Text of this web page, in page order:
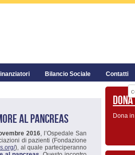
Bilancio Sociale Contatti
AL PANCREAS
2016, l’Ospedale San
di pazienti (Fondazione
), al quale parteciperanno
Dona